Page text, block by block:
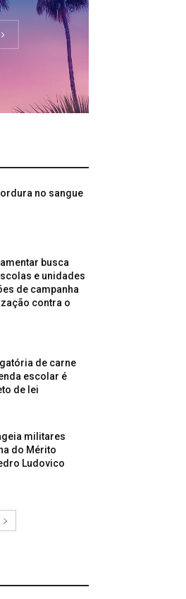
no sangue
busca
e unidades
de campanha
contra o
de carne
escolar é
de lei
militares
do Mérito
Ludovico